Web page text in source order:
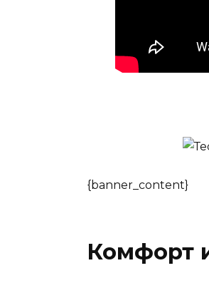
{banner_content}
Комфорт